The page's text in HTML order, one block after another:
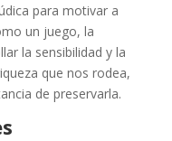
para motivar a
un juego, la
la sensibilidad y la
que nos rodea,
de preservarla.